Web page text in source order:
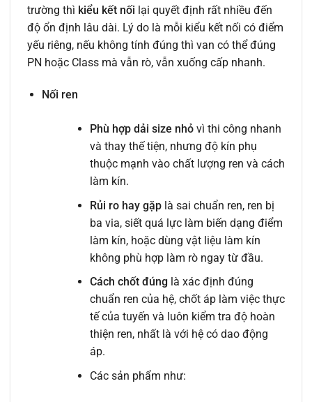
trường thì kiểu kết nối lại quyết định rất nhiều đến
độ ổn định lâu dài. Lý do là mỗi kiểu kết nối có điểm
yếu riêng, nếu không tính đúng thì van có thể đúng
PN hoặc Class mà vẫn rò, vẫn xuống cấp nhanh.
Nối ren
Phù hợp dải size nhỏvì thi công nhanh
và thay thế tiện, nhưng độ kín phụ
thuộc mạnh vào chất lượng ren và cách
làm kín.
Rủi ro hay gặplà sai chuẩn ren, ren bị
ba via, siết quá lực làm biến dạng điểm
làm kín, hoặc dùng vật liệu làm kín
không phù hợp làm rò ngay từ đầu.
Cách chốt đúng là xác định đúng
chuẩn ren của hệ, chốt áp làm việc thực
tế của tuyến và luôn kiểm tra độ hoàn
thiện ren, nhất là với hệ có dao động
áp.
Các sản phẩm như: